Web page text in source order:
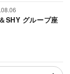
SHY グループ座